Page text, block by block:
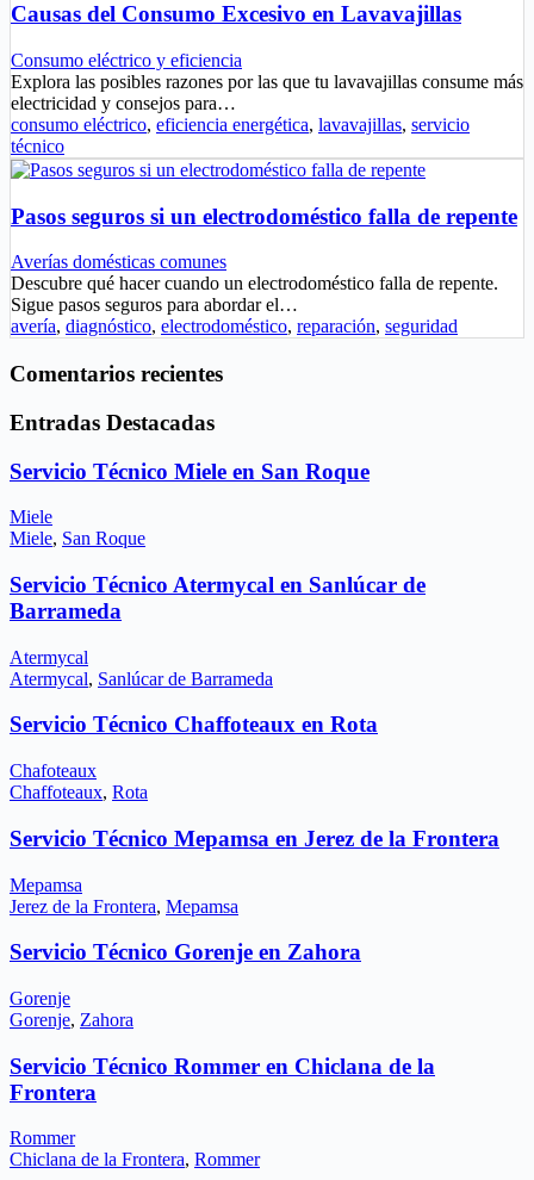
Causas del Consumo Excesivo en Lavavajillas
Consumo eléctrico y eficiencia
Explora las posibles razones por las que tu lavavajillas consume más
electricidad y consejos para…
consumo eléctrico, eficiencia energética, lavavajillas, servicio
técnico
Pasos seguros si un electrodoméstico falla de repente
Averías domésticas comunes
Descubre qué hacer cuando un electrodoméstico falla de repente.
Sigue pasos seguros para abordar el…
avería, diagnóstico, electrodoméstico, reparación, seguridad
Comentarios recientes
Entradas Destacadas
Servicio Técnico Miele en San Roque
Miele
Miele, San Roque
Servicio Técnico Atermycal en Sanlúcar de
Barrameda
Atermycal
Atermycal, Sanlúcar de Barrameda
Servicio Técnico Chaffoteaux en Rota
Chafoteaux
Chaffoteaux, Rota
Servicio Técnico Mepamsa en Jerez de la Frontera
Mepamsa
Jerez de la Frontera, Mepamsa
Servicio Técnico Gorenje en Zahora
Gorenje
Gorenje, Zahora
Servicio Técnico Rommer en Chiclana de la
Frontera
Rommer
Chiclana de la Frontera, Rommer